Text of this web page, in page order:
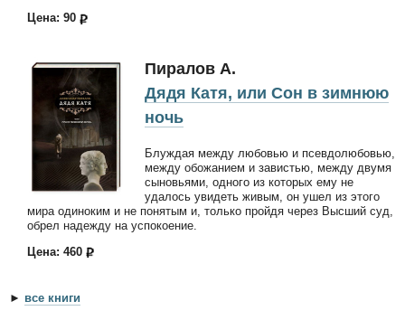
Цена: 90
Пиралов А.
Дядя Катя, или Сон в зимнюю
ночь
Блуждая между любовью и псевдолюбовью,
между обожанием и завистью, между двумя
сыновьями, одного из которых ему не
удалось увидеть живым, он ушел из этого
мира одиноким и не понятым и, только пройдя через Высший суд,
обрел надежду на успокоение.
Цена: 460
► все книги